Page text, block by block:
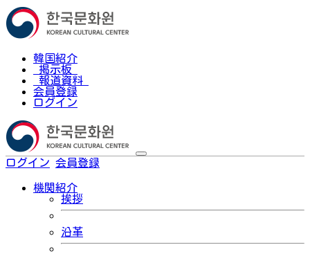
韓国紹介
掲示板
報道資料
会員登録
ログイン
ログイン 会員登録
機関紹介
挨拶
沿革